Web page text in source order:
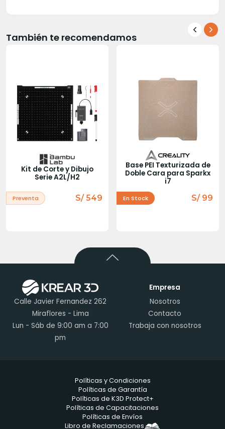
También te recomendamos
Kit de Corte y Dibujo
Serie A2L/H2
Preventa S/ 549
Base PEI Texturizada de
Doble Cara para Sparkx
i7
En Stock S/ 99
Calle Javier Fernandez 262
Miraflores - Lima
Lun - Sáb de 9:00 am a 7:00
pm
Empresa
Nosotros
Contacto
Trabaja con nosotros
Políticas y Condiciones
Políticas de Garantía
Políticas de K3D Protect+
Políticas de Capacitaciones
Políticas de Envíos
Libro de Reclamaciones